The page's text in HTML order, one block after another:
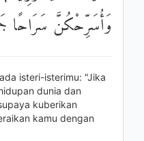
وَأُسَرِّحْكُنَّ سَرَاحًا
isteri-isterimu: "Jika
dunia dan
kuberikan
kamu dengan